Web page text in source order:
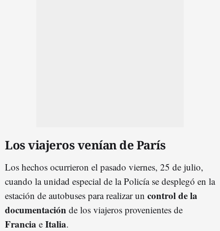
Los viajeros venían de París
Los hechos ocurrieron el pasado viernes, 25 de julio,
cuando la unidad especial de la Policía se desplegó en la
estación de autobuses para realizar un control de la
documentación de los viajeros provenientes de
Francia e Italia.